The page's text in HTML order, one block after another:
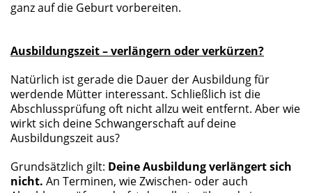
ganz auf die Geburt vorbereiten.
Ausbildungszeit – verlängern oder verkürzen?
Natürlich ist gerade die Dauer der Ausbildung für
werdende Mütter interessant. Schließlich ist die
Abschlussprüfung oft nicht allzu weit entfernt. Aber wie
wirkt sich deine Schwangerschaft auf deine
Ausbildungszeit aus?
Grundsätzlich gilt: Deine Ausbildung verlängert sich
nicht. An Terminen, wie Zwischen- oder auch